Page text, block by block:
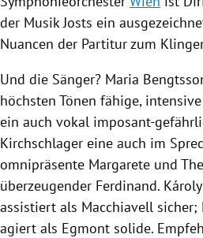
der MusikJosts ein
Nuancen der Partitur zum
Und die Sänger? Maria
höchsten Tönen fähige,
ein auch vokal imposant-
Kirchschlager eine auch im
omnipräsente Margarete und
überzeugender Ferdinand.
assistiert als Macchiavell sicher;
agiert als Egmont solide.